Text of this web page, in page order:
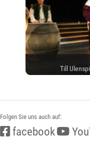
Till
Folgen Sie uns auch auf:
facebook